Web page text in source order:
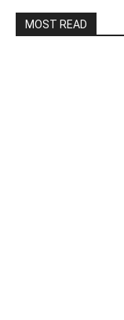
MOST READ